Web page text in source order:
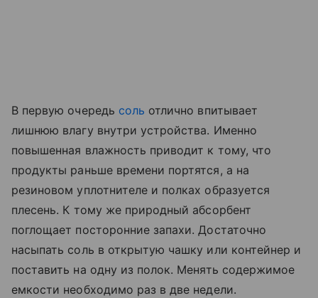
В первую очередь соль отлично впитывает
лишнюю влагу внутри устройства. Именно
повышенная влажность приводит к тому, что
продукты раньше времени портятся, а на
резиновом уплотнителе и полках образуется
плесень. К тому же природный абсорбент
поглощает посторонние запахи. Достаточно
насыпать соль в открытую чашку или контейнер и
поставить на одну из полок. Менять содержимое
емкости необходимо раз в две недели.